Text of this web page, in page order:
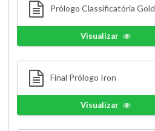
Prólogo Classificatória Gold
Visualizar
Final Prólogo Iron
Visualizar